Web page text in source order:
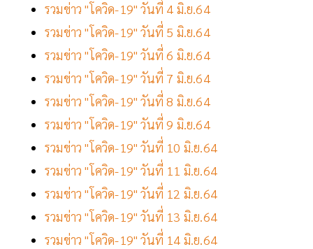
รวมข่าว "โควิด-19" วันที่ 4 มิ.ย.64
รวมข่าว "โควิด-19" วันที่ 5 มิ.ย.64
รวมข่าว "โควิด-19" วันที่ 6 มิ.ย.64
รวมข่าว "โควิด-19" วันที่ 7 มิ.ย.64
รวมข่าว "โควิด-19" วันที่ 8 มิ.ย.64
รวมข่าว "โควิด-19" วันที่ 9 มิ.ย.64
รวมข่าว "โควิด-19" วันที่ 10 มิ.ย.64
รวมข่าว "โควิด-19" วันที่ 11 มิ.ย.64
รวมข่าว "โควิด-19" วันที่ 12 มิ.ย.64
รวมข่าว "โควิด-19" วันที่ 13 มิ.ย.64
รวมข่าว "โควิด-19" วันที่ 14 มิ.ย.64